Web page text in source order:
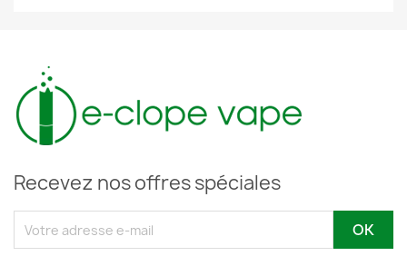
Recevez nos offres spéciales